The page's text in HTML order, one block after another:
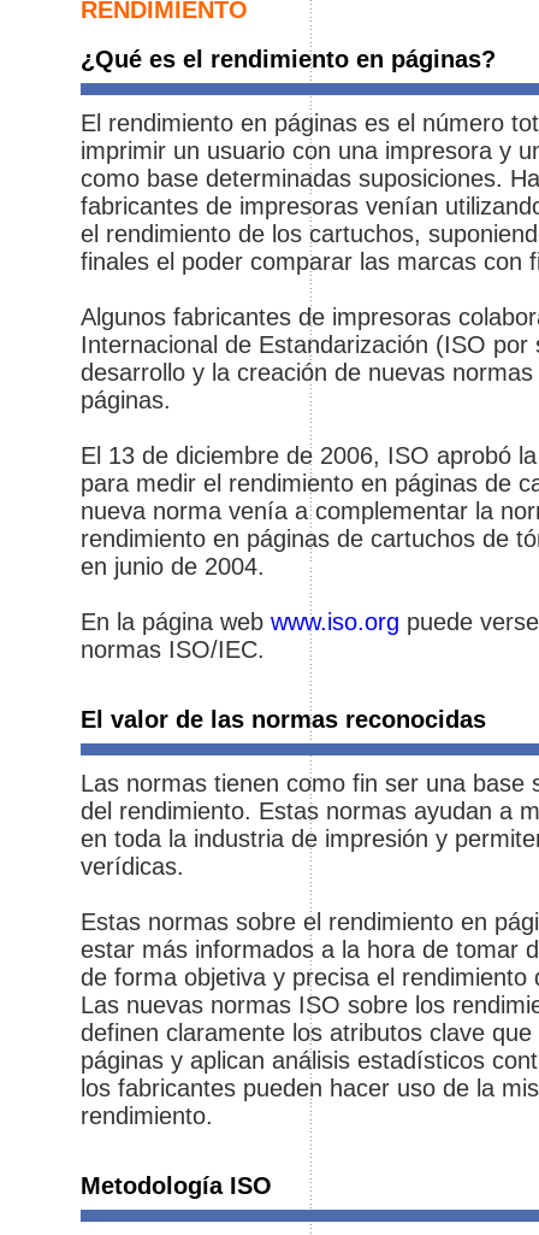
RENDIMIENTO
¿Qué es el rendimiento en páginas?
El rendimiento en páginas es el número
imprimir un usuario con una impresora y
como base determinadas suposiciones.
fabricantes de impresoras venían
el rendimiento de los cartuchos,
finales el poder comparar las marcas con
Algunos fabricantes de impresoras
Internacional de Estandarización (ISO
desarrollo y la creación de nuevas
páginas.
El 13 de diciembre de 2006, ISO aprobó
para medir el rendimiento en páginas de
nueva norma venía a complementar la
rendimiento en páginas de cartuchos de
en junio de 2004.
En la página web www.iso.org puede
normas ISO/IEC.
El valor de las normas reconocidas
Las normas tienen como fin ser una base
del rendimiento. Estas normas ayudan a
en toda la industria de impresión y
verídicas.
Estas normas sobre el rendimiento en
estar más informados a la hora de tomar
de forma objetiva y precisa el
Las nuevas normas ISO sobre los
definen claramente los atributos clave
páginas y aplican análisis estadísticos
los fabricantes pueden hacer uso de la
rendimiento.
Metodología ISO